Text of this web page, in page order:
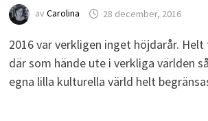
av Carolina 28 december, 2016
2016 var verkligen inget höjdarår.
där som hände ute i verkliga världen
egna lilla kulturella värld helt